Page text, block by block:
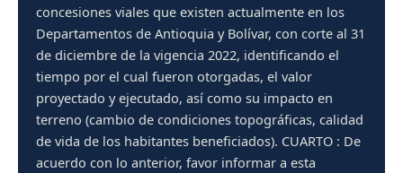
concesiones viales que existen actualmente en los
Departamentos de Antioquia y Bolívar, con corte al 31
de diciembre de la vigencia 2022, identificando el
tiempo por el cual fueron otorgadas, el valor
proyectado y ejecutado, así como su impacto en
terreno (cambio de condiciones topográficas, calidad
de vida de los habitantes beneficiados). CUARTO : De
acuerdo con lo anterior, favor informar a esta